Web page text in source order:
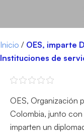
Inicio / OES, imparte
Instituciones de
OES, Organización
Colombia, junto con
imparten un